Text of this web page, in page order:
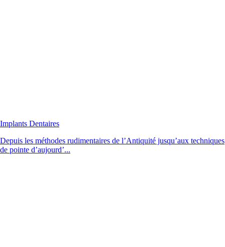
Implants Dentaires
Depuis les méthodes rudimentaires de l’Antiquité jusqu’aux techniques
de pointe d’aujourd’...